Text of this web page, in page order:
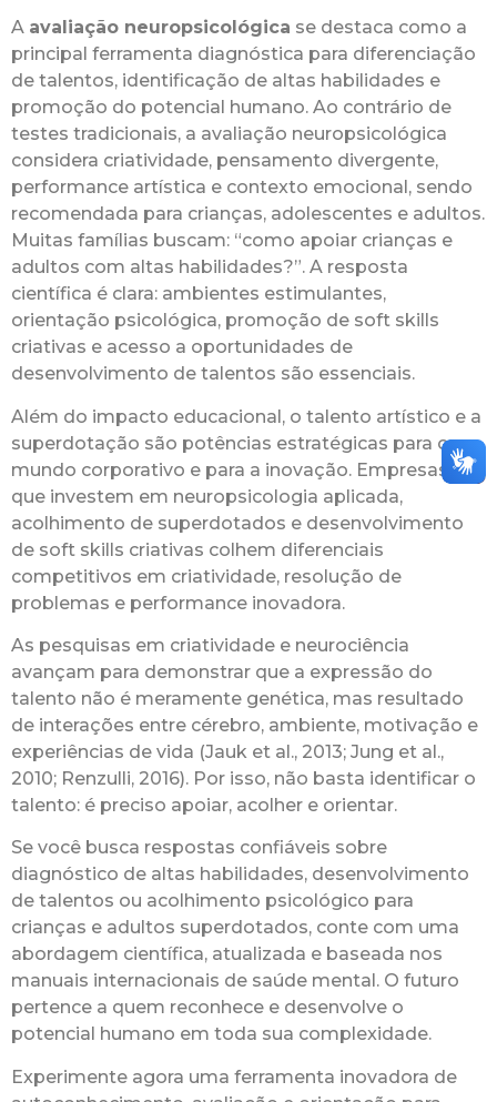
A avaliação neuropsicológica se destaca como a
principal ferramenta diagnóstica para diferenciação
de talentos, identificação de altas habilidades e
promoção do potencial humano. Ao contrário de
testes tradicionais, a avaliação neuropsicológica
considera criatividade, pensamento divergente,
performance artística e contexto emocional, sendo
recomendada para crianças, adolescentes e adultos.
Muitas famílias buscam: “como apoiar crianças e
adultos com altas habilidades?”. A resposta
científica é clara: ambientes estimulantes,
orientação psicológica, promoção de soft skills
criativas e acesso a oportunidades de
desenvolvimento de talentos são essenciais.
Além do impacto educacional, o talento artístico e a
superdotação são potências estratégicas para o
mundo corporativo e para a inovação. Empresas
que investem em neuropsicologia aplicada,
acolhimento de superdotados e desenvolvimento
de soft skills criativas colhem diferenciais
competitivos em criatividade, resolução de
problemas e performance inovadora.
As pesquisas em criatividade e neurociência
avançam para demonstrar que a expressão do
talento não é meramente genética, mas resultado
de interações entre cérebro, ambiente, motivação e
experiências de vida (Jauk et al., 2013; Jung et al.,
2010; Renzulli, 2016). Por isso, não basta identificar o
talento: é preciso apoiar, acolher e orientar.
Se você busca respostas confiáveis sobre
diagnóstico de altas habilidades, desenvolvimento
de talentos ou acolhimento psicológico para
crianças e adultos superdotados, conte com uma
abordagem científica, atualizada e baseada nos
manuais internacionais de saúde mental. O futuro
pertence a quem reconhece e desenvolve o
potencial humano em toda sua complexidade.
Experimente agora uma ferramenta inovadora de